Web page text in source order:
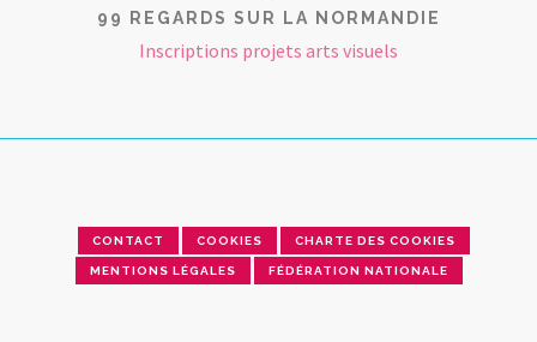
99 REGARDS SUR LA NORMANDIE
Inscriptions projets arts visuels
CONTACT COOKIES CHARTE DES COOKIES
MENTIONS LÉGALES FÉDÉRATION NATIONALE